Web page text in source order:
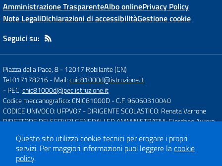
Amministrazione TrasparenteAlbo onlinePrivacy Policy
Note LegaliDichiarazioni di accessibilitàGestione cookie
Seguici su:
Piazza della Pace, 8-12017 Robilante (CN)
Tel 017178216- Mail:cnic81000d@istruzione.it
- PEC:cnic81000d@pec.istruzione.it
Codice meccanografico: CNIC81000D- C.F. 96060310040
CODICE UNIVOCO: UFPVO7 - DIRIGENTE SCOLASTICO: Renata Varrone
DIRETTORE DEI SERVIZI GENERALI ED AMMINISTRATIVI: Giordano Aurora
Concept & Design by
Designers Italia
Questo sito utilizza cookie tecnici per erogare i propri
servizi. Per maggiori informazioni puoi leggere lacookie
policy.